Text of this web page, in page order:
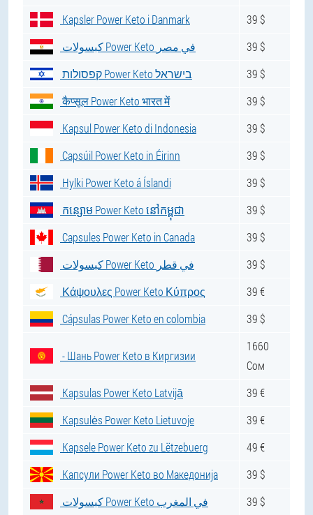
Kapsler Power Keto i Danmark
39 $
كبسولات Power Keto في مصر
39 $
קפסולות Power Keto בישראל
39 $
कैप्सूल Power Keto भारत में
39 $
Kapsul Power Keto di Indonesia
39 $
Capsúil Power Keto in Éirinn
39 $
Hylki Power Keto á Íslandi
39 $
កន្សោម Power Keto នៅកម្ពុជា
39 $
Capsules Power Keto in Canada
39 $
كبسولات Power Keto في قطر
39 $
Κάψουλες Power Keto Κύπρος
39 €
Cápsulas Power Keto en colombia
39 $
- Шань Power Keto в Киргизии
1660
Сом
Kapsulas Power Keto Latvijā
39 €
Kapsulės Power Keto Lietuvoje
39 €
Kapsele Power Keto zu Lëtzebuerg
49 €
Капсули Power Keto во Македонија
39 $
كبسولات Power Keto في المغرب
39 $